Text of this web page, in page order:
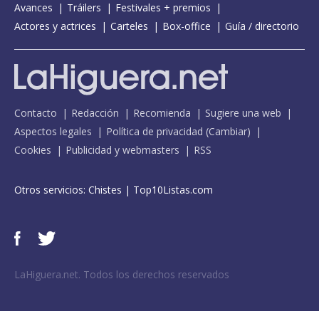
Avances
Tráilers
Festivales + premios
Actores y actrices
Carteles Box-office Guía / directorio
Contacto Redacción Recomienda
Sugiere una web
Aspectos legales
Política de privacidad (Cambiar)
Cookies
Publicidad y webmasters RSS
Otros servicios: Chistes | Top10Listas.com
LaHiguera.net. Todos los derechos reservados